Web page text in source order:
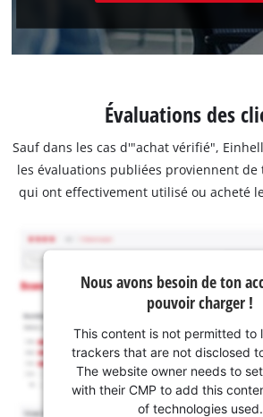
Évaluations des
Sauf dans les cas d'"achat vérifié",
les évaluations publiées proviennent de
qui ont effectivement utilisé ou acheté
Nous avons besoin de ton
pouvoir charger !
This content is not permitted to
trackers that are not disclosed
The website owner needs to
with their CMP to add this
of technologies used.